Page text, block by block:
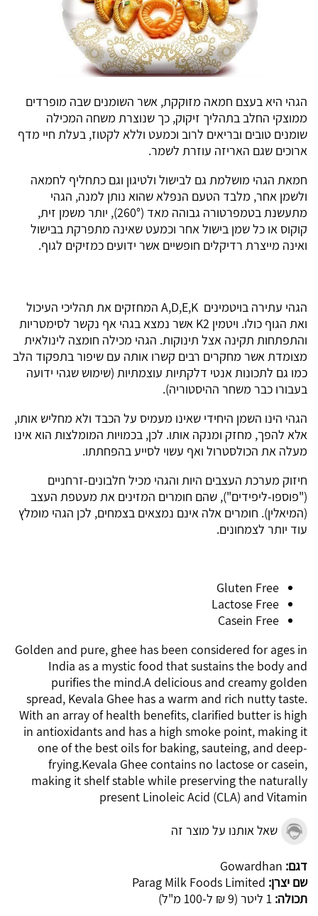
הגהי היא בעצם חמאה מזוקקת, אשר השומנים שבה מופרדים
ממוצקי החלב בתהליך זיקוק, כך שנוצרת משחה המכילה
שומנים טובים ובריאים לרוב וכמעט וללא לקטוז, בעלת חיי מדף
ארוכים שגם האריזה עוזרת לשמר.
חמאת הגהי מושלמת גם לבישול ולטיגון וגם כתחליף לחמאה
ולשמן אחר, מלבד הטעם הנפלא שהוא נותן למנה, הגהי
מתעשנת בטמפרטורה גבוהה מאד (260°), יותר משמן זית,
קוקוס או כל שמן בישול אחר וכמעט שאינה מתפרקת בבישול
ואינה מייצרת רדיקלים חופשיים אשר ידועים כמזיקים לגוף.
הגהי עתירה בויטמינים A,D,E,K המחזקים את תהליכי העיכול
ואת הגוף כולו. ויטמין K2 אשר נמצא בגהי אף נקשר לסימטריות
והתפתחות תקינה אצל תינוקות. הגהי מכילה חומצה לינולאית
מצומדת אשר מחקרים רבים קשרו אותה עם שיפור בתפקוד הלב
כמו גם לתכונות אנטי דלקתיות עוצמתיות (שימוש שגהי ידועה
בעבורו כבר משחר ההיסטוריה).
הגהי הינו השמן היחידי שאינו מעמיס על הכבד ולא מחליש אותו,
אלא להפך, מחזק ומנקה אותו. לכן, בכמויות המומלצות הוא אינו
מעלה את הכולסטרול ואף עשוי לסייע בהפחתתו.
חיזוק מערכת העצבים היות והגהי מכיל חלבונים-זרחניים
("פוספו-ליפידים"), שהם חומרים המזינים את מעטפת העצב
(המיאלין). חומרים אלה אינם נמצאים בצמחים, לכן הגהי מומלץ
עוד יותר לצמחונים.
Gluten Free
Lactose Free
Casein Free
Golden and pure, ghee has been considered for ages in
India as a mystic food that sustains the body and
purifies the mind.A delicious and creamy golden
spread, Kevala Ghee has a warm and rich nutty taste.
With an array of health benefits, clarified butter is high
in antioxidants and has a high smoke point, making it
one of the best oils for baking, sauteing, and deep-
frying.Kevala Ghee contains no lactose or casein,
making it shelf stable while preserving the naturally
present Linoleic Acid (CLA) and Vitamin
שאל אותנו על מוצר זה
דגם: Gowardhan
שם יצרן: Parag Milk Foods Limited
תכולה: 1 ליטר (9 ₪ ל-100 מ"ל)